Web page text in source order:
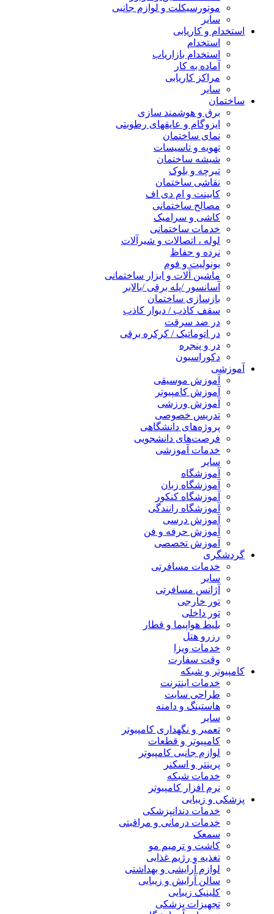
موتورسیکلت و لوازم جانبی
سایر
استخدام و کاریابی
استخدام
استخدام بازاریاب
آماده به کار
مراکز کاریابی
سایر
ساختمان
برق و هوشمند سازی
ایزوگام و عایقهای رطوبتی
نمای ساختمان
تهویه و تاسیسات
شیشه ساختمان
تیرچه و بلوک
نقاشی ساختمان
کابینت و ام دی اف
مصالح ساختمانی
کاشی و سرامیک
خدمات ساختمانی
لوله ، اتصالات و شیرآلات
نرده و حفاظ
یونولیت و فوم
ماشین آلات و ابزار ساختمانی
آسانسور /پله برقی /بالابر
بازسازی ساختمان
سقف کاذب / دیوار کاذب
در ضد سرقت
در اتوماتیک / کرکره برقی
در و پنجره
دکوراسیون
آموزشی
آموزش موسیقی
آموزش کامپیوتر
آموزش ورزشی
تدریس خصوصی
پروژه‌های دانشگاهی
فرصت‌های دانشجویی
خدمات آموزشی
سایر
آموزشگاه
آموزشگاه زبان
آموزشگاه کنکور
آموزشگاه رانندگی
آموزش درسی
آموزش حرفه و فن
آموزش تخصصی
گردشگری
خدمات مسافرتی
سایر
آژانس مسافرتی
تور خارجی
تور داخلی
بلیط هواپیما و قطار
رزرو هتل
خدمات ویزا
وقت سفارت
کامپیوتر و شبکه
خدمات اینترنت
طراحی سایت
هاستینگ و دامنه
سایر
تعمیر و نگهداری کامپیوتر
کامپیوتر و قطعات
لوازم جانبی کامپیوتر
پرینتر و اسکنر
خدمات شبکه
نرم افزار کامپیوتر
پزشکی و زیبایی
خدمات دندانپزشکی
خدمات درمانی و مراقبتی
سمعک
کاشت و ترمیم مو
تغذیه و رژیم غذایی
لوازم آرایشی و بهداشتی
سالن آرایش و زیبایی
کلینیک زیبایی
تجهیزات پزشکی